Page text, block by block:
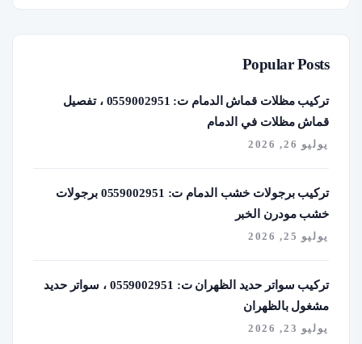
Popular Posts
تركيب مظلات قماش الدمام ت: 0559002951 ، تفصيل
قماش مظلات في الدمام
يوليو 26, 2026
تركيب برجولات خشب الدمام ت: 0559002951 برجولات
خشب مودرن الخبر
يوليو 25, 2026
تركيب سواتر حديد الظهران ت: 0559002951 ، سواتر حديد
مشغول بالظهران
يوليو 23, 2026